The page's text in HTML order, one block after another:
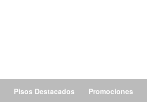
Pisos Destacados Promociones